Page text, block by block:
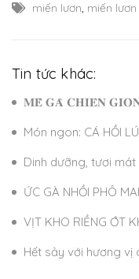
miến lươn, miến
Tin tức khác:
𝐌𝐄̂̀ 𝐆𝐀̀ 𝐂𝐇𝐈𝐄̂𝐍
Món ngon: CÁ HỒI
Dinh dưỡng, tươi
ỨC GÀ NHỒI PHÔ MAI
VỊT KHO RIỀNG ỚT
Hết sảy với hương vị